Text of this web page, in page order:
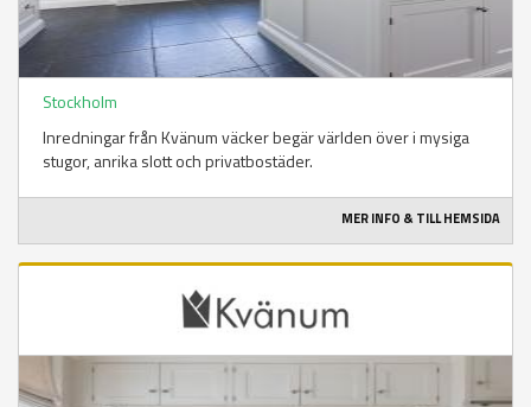
Stockholm
Inredningar från Kvänum väcker begär världen över i mysiga
stugor, anrika slott och privatbostäder.
MER INFO & TILL HEMSIDA